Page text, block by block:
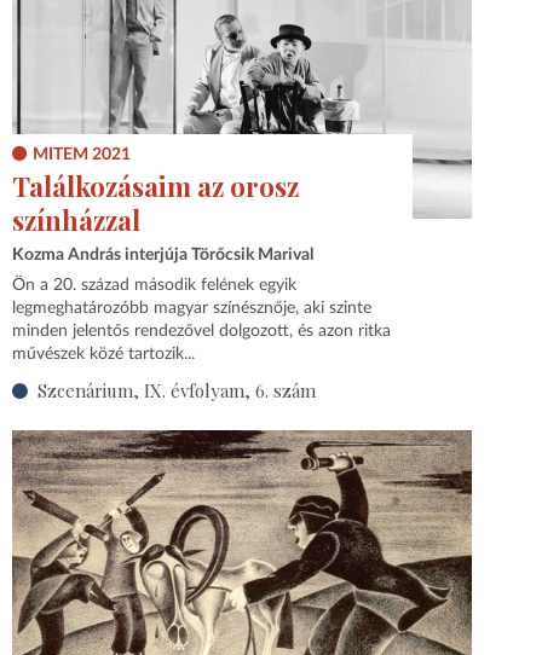
MITEM 2021
Találkozásaim az orosz
színházzal
Kozma András interjúja Törőcsik Marival
Ön a 20. század második felének egyik
legmeghatározóbb magyar színésznője, aki szinte
minden jelentős rendezővel dolgozott, és azon ritka
művészek közé tartozik...
Szcenárium, IX. évfolyam, 6. szám